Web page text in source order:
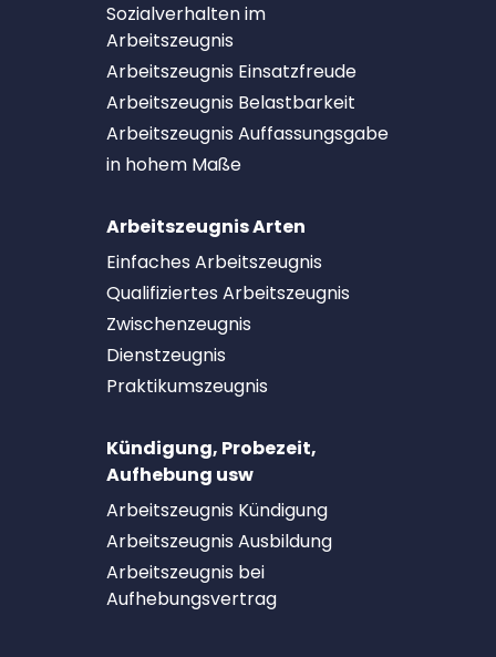
Sozialverhalten im
Arbeitszeugnis
Arbeitszeugnis Einsatzfreude
Arbeitszeugnis Belastbarkeit
Arbeitszeugnis Auffassungsgabe
in hohem Maße
Arbeitszeugnis Arten
Einfaches Arbeitszeugnis
Qualifiziertes Arbeitszeugnis
Zwischenzeugnis
Dienstzeugnis
Praktikumszeugnis
Kündigung, Probezeit,
Aufhebung usw
Arbeitszeugnis Kündigung
Arbeitszeugnis Ausbildung
Arbeitszeugnis bei
Aufhebungsvertrag